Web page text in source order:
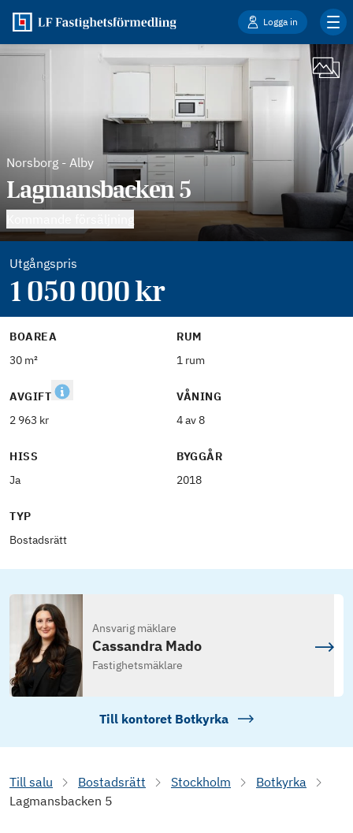
Logga in
Norsborg - Alby
Lagmansbacken 5
Utgångspris
1 050 000kr
BOAREA
30 m²
RUM
1 rum
AVGIFT
2 963 kr
VÅNING
4 av 8
HISS
Ja
BYGGÅR
2018
TYP
Bostadsrätt
Ansvarig mäklare
Cassandra Mado
Fastighetsmäklare
Till kontoret Botkyrka
Till salu Bostadsrätt Stockholm
Botkyrka
Lagmansbacken 5